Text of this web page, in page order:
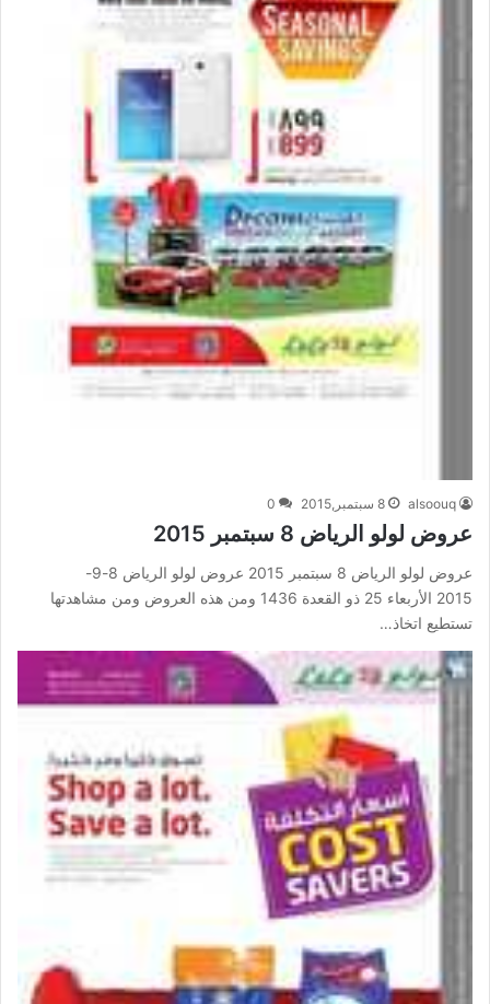
alsoouq 8 سبتمبر,2015 0
عروض لولو الرياض 8 سبتمبر 2015
عروض لولو الرياض 8 سبتمبر 2015 عروض لولو الرياض 8-9-
2015 الأربعاء 25 ذو القعدة 1436 ومن هذه العروض ومن مشاهدتها
تستطيع اتخاذ…